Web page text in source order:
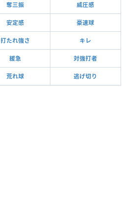
奪三振 威圧感
安定感 豪速球
打たれ強さ キレ
緩急 対強打者
荒れ球 逃げ切り